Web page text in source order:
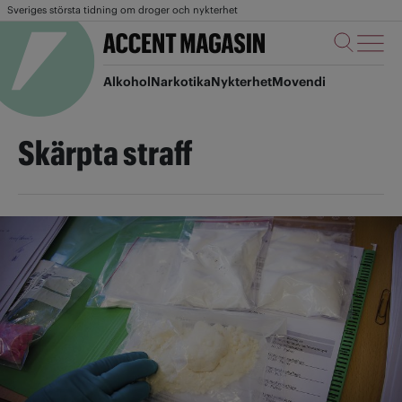
Sveriges största tidning om droger och nykterhet
AlkoholNarkotikaNykterhetMovendi
Skärpta straff